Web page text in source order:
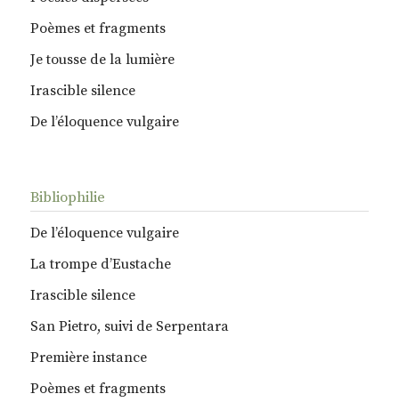
Poèmes et fragments
Je tousse de la lumière
Irascible silence
De l’éloquence vulgaire
Bibliophilie
De l’éloquence vulgaire
La trompe d’Eustache
Irascible silence
San Pietro, suivi de Serpentara
Première instance
Poèmes et fragments